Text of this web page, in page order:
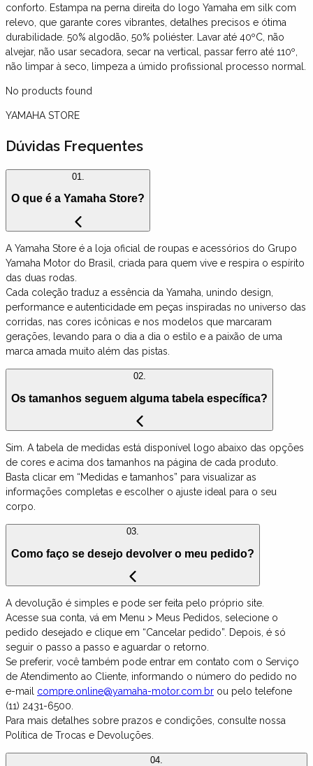
conforto. Estampa na perna direita do logo Yamaha em silk com
relevo, que garante cores vibrantes, detalhes precisos e ótima
durabilidade. 50% algodão, 50% poliéster. Lavar até 40ºC, não
alvejar, não usar secadora, secar na vertical, passar ferro até 110º,
não limpar à seco, limpeza a úmido profissional processo normal.
No products found
YAMAHA STORE
Dúvidas Frequentes
01.
O que é a Yamaha Store?
A Yamaha Store é a loja oficial de roupas e acessórios do Grupo
Yamaha Motor do Brasil, criada para quem vive e respira o espírito
das duas rodas.
Cada coleção traduz a essência da Yamaha, unindo design,
performance e autenticidade em peças inspiradas no universo das
corridas, nas cores icônicas e nos modelos que marcaram
gerações, levando para o dia a dia o estilo e a paixão de uma
marca amada muito além das pistas.
02.
Os tamanhos seguem alguma tabela específica?
Sim. A tabela de medidas está disponível logo abaixo das opções
de cores e acima dos tamanhos na página de cada produto.
Basta clicar em “Medidas e tamanhos” para visualizar as
informações completas e escolher o ajuste ideal para o seu
corpo.
03.
Como faço se desejo devolver o meu pedido?
A devolução é simples e pode ser feita pelo próprio site.
Acesse sua conta, vá em Menu > Meus Pedidos, selecione o
pedido desejado e clique em “Cancelar pedido”. Depois, é só
seguir o passo a passo e aguardar o retorno.
Se preferir, você também pode entrar em contato com o Serviço
de Atendimento ao Cliente, informando o número do pedido no
e-mail compre.online@yamaha-motor.com.br ou pelo telefone
(11) 2431-6500.
Para mais detalhes sobre prazos e condições, consulte nossa
Política de Trocas e Devoluções.
04.